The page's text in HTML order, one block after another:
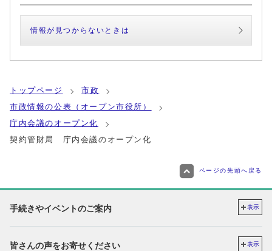
情報が見つからないときは
トップページ
市政
市政情報の公表（オープン市役所）
庁内会議のオープン化
契約管財局 庁内会議のオープン化
ページの先頭へ戻る
手続きやイベントのご案内 表示
皆さんの声をお寄せください 表示